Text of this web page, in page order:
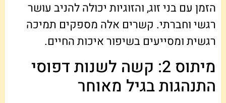
הזמן עם בני זוג, והזוגיות יכולה להניב עושר
רגשי וחברתי. קשרים אלה מספקים תמיכה
רגשית ומסייעים בשיפור איכות החיים.
מיתוס 2: קשה לשנות דפוסי
התנהגות בגיל מאוחר